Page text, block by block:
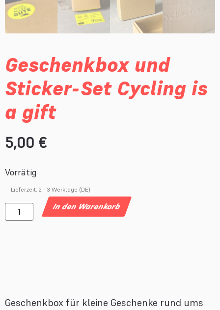
Geschenkbox und
Sticker-Set Cycling is
a gift
5,00 €
Vorrätig
Lieferzeit: 2 - 3 Werktage (DE)
In den Warenkorb
Geschenkbox für kleine Geschenke rund ums